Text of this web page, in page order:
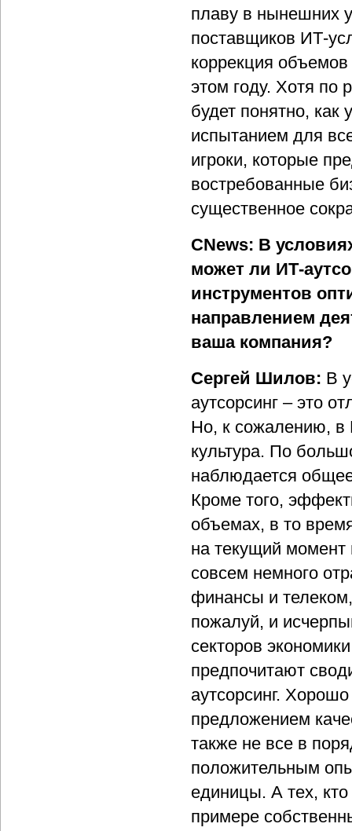
плаву в нынешних
поставщиков ИТ-
коррекция
этом году. Хотя по
будет понятно, как
испытанием для
игроки, которые
востребованные
существенное
CNews: В
может ли ИТ-
инструментов
направлением
ваша компания?
Сергей Шилов: В
аутсорсинг – это
Но, к сожалению, в
культура. По
наблюдается
Кроме того,
объемах, в то
на текущий момент
совсем немного
финансы и
пожалуй, и
секторов
предпочитают
аутсорсинг.
предложением
также не все в
положительным
единицы. А тех,
примере